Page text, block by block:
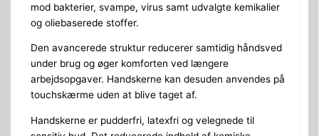
mod bakterier, svampe, virus samt udvalgte kemikalier
og oliebaserede stoffer.
Den avancerede struktur reducerer samtidig håndsved
under brug og øger komforten ved længere
arbejdsopgaver. Handskerne kan desuden anvendes på
touchskærme uden at blive taget af.
Handskerne er pudderfri, latexfri og velegnede til